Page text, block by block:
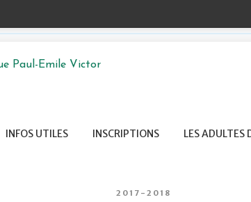
INFOS UTILES INSCRIPTIONS LES ADULTES
2017-2018